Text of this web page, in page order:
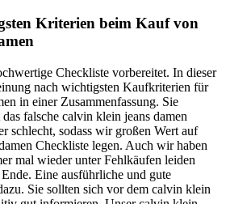
Kriterien beim Kauf von
Checkliste vorbereitet. In dieser
nach wichtigsten Kaufkriterien für
in einer Zusammenfassung. Sie
falsche calvin klein jeans damen
schlecht, sodass wir großen Wert auf
Checkliste legen. Auch wir haben
mal wieder unter Fehlkäufen leiden
Eine ausführliche und gute
Sie sollten sich vor dem calvin klein